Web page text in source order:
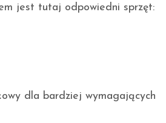
jest tutaj odpowiedni sprzęt:
dla bardziej wymagających